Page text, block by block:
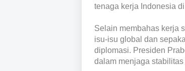
tenaga kerja Indonesia
Selain membahas kerja
isu-isu global dan
diplomasi. Presiden
dalam menjaga